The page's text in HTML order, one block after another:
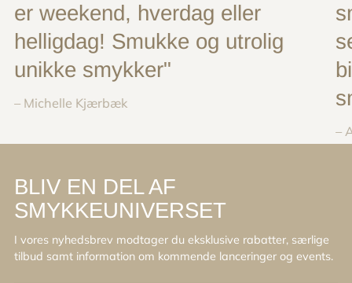
er weekend, hverdag eller
helligdag! Smukke og utrolig
unikke smykker"
– Michelle Kjærbæk
–
BLIV EN DEL AF
SMYKKEUNIVERSET
I vores nyhedsbrev modtager du eksklusive rabatter, særlige
tilbud samt information om kommende lanceringer og events.